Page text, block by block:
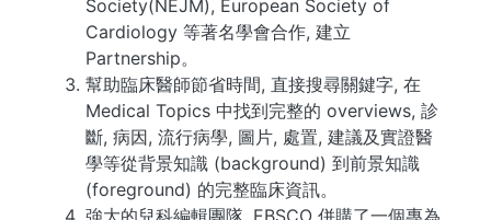
Society(NEJM), European Society of
Cardiology 等著名學會合作, 建立
Partnership。
幫助臨床醫師節省時間, 直接搜尋關鍵字, 在
Medical Topics 中找到完整的 overviews, 診
斷, 病因, 流行病學, 圖片, 處置, 建議及實證醫
學等從背景知識 (background) 到前景知識
(foreground) 的完整臨床資訊。
強大的兒科編輯團隊, EBSCO 併購了一個專為